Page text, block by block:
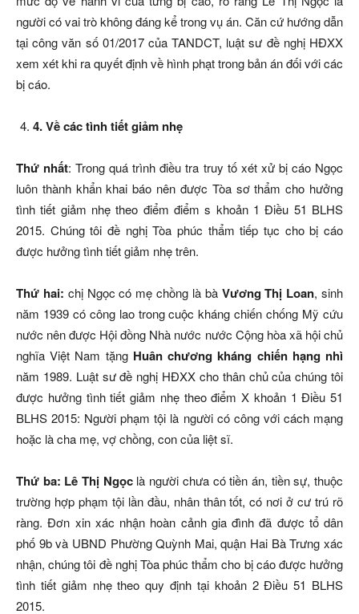
người có vai trò không đáng kể trong vụ án. Căn cứ hướng dẫn
tại công văn số 01/2017 của TANDCT, luật sư đề nghị HĐXX
xem xét khi ra quyết định về hình phạt trong bản án đối với các
bị cáo.
4. Vềcác tình tiết giảm nhẹ
Thứ nhất: Trong quá trình điều tra truy tố xét xử bị cáo Ngọc
luôn thành khẩn khai báo nên được Tòa sơ thẩm cho hưởng
tình tiết giảm nhẹ theo điểm điểm s khoản 1 Điều 51 BLHS
2015. Chúng tôi đề nghị Tòa phúc thẩm tiếp tục cho bị cáo
được hưởng tình tiết giảm nhẹ trên.
Thứ hai: chị Ngọc có mẹ chồng là bà Vương Thị Loan, sinh
năm 1939 có công lao trong cuộc kháng chiến chống Mỹ cứu
nước nên được Hội đồng Nhà nước nước Cộng hòa xã hội chủ
nghĩa Việt Nam tặng Huân chương kháng chiến hạng nhì
năm 1989. Luật sư đề nghị HĐXX cho thân chủ của chúng tôi
được hưởng tình tiết giảm nhẹ theo điểm X khoản 1 Điều 51
BLHS 2015: Người phạm tội là người có công với cách mạng
hoặc là cha mẹ, vợ chồng, con của liệt sĩ.
Thứ ba: Lê Thị Ngọc là người chưa có tiền án, tiền sự, thuộc
trường hợp phạm tội lần đầu, nhân thân tốt, có nơi ở cư trú rõ
ràng. Đơn xin xác nhận hoàn cảnh gia đình đã được tổ dân
phố 9b và UBND Phường Quỳnh Mai, quận Hai Bà Trưng xác
nhận, chúng tôi đề nghị Tòa phúc thẩm cho bị cáo được hưởng
tình tiết giảm nhẹ theo quy định tại khoản 2 Điều 51 BLHS
2015.